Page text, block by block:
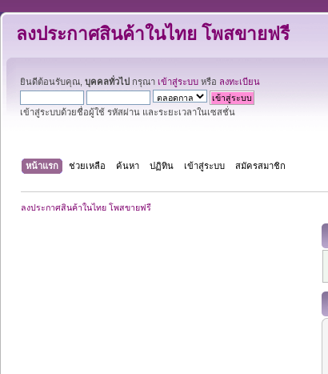
ลงประกาศสินค้าในไทย โพสขายฟรี
ยินดีต้อนรับคุณ, บุคคลทั่วไป กรุณา เข้าสู่ระบบ หรือ ลงทะเบียน
เข้าสู่ระบบด้วยชื่อผู้ใช้ รหัสผ่าน และระยะเวลาในเซสชั่น
หน้าแรก ช่วยเหลือ ค้นหา ปฏิทิน เข้าสู่ระบบ สมัครสมาชิก
ลงประกาศสินค้าในไทย โพสขายฟรี